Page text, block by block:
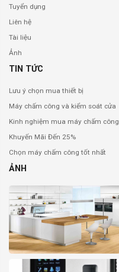
Tuyển dụng
Liên hệ
Tài liệu
Ảnh
TIN TỨC
Lưu ý chọn mua thiết bị
Máy chấm công và kiểm soát cửa
Kinh nghiệm mua máy chấm công
Khuyến Mãi Đến 25%
Chọn máy chấm công tốt nhất
ẢNH